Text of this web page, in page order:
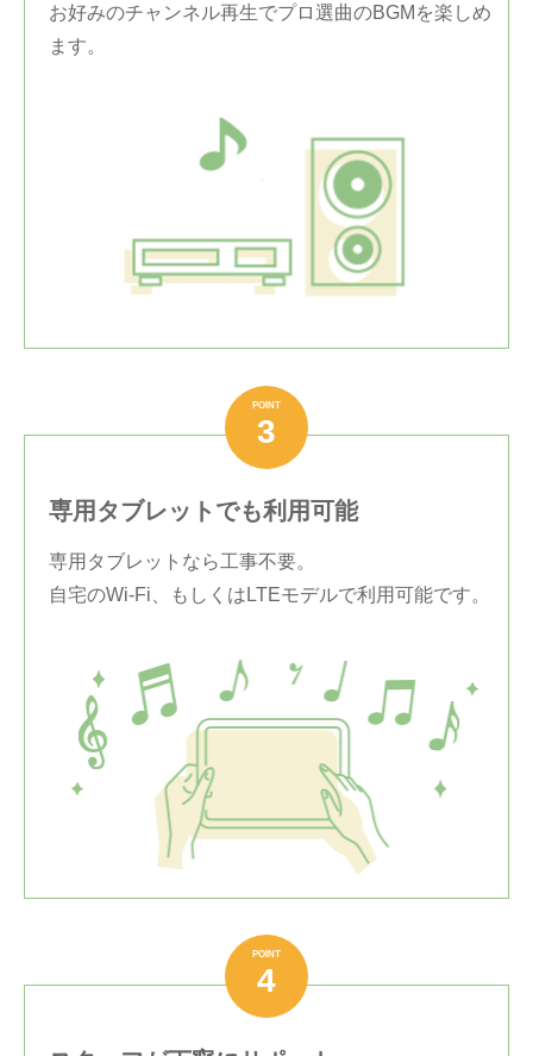
お好みのチャンネル再生でプロ選曲のBGMを楽しめ
ます。
POINT
3
専用タブレットでも利用可能
専用タブレットなら工事不要。
自宅のWi-Fi、もしくはLTEモデルで利用可能です。
POINT
4